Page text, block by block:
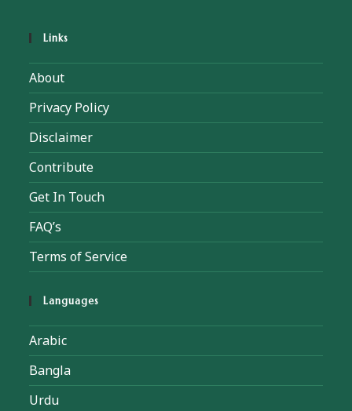
Links
About
Privacy Policy
Disclaimer
Contribute
Get In Touch
FAQ’s
Terms of Service
Languages
Arabic
Bangla
Urdu